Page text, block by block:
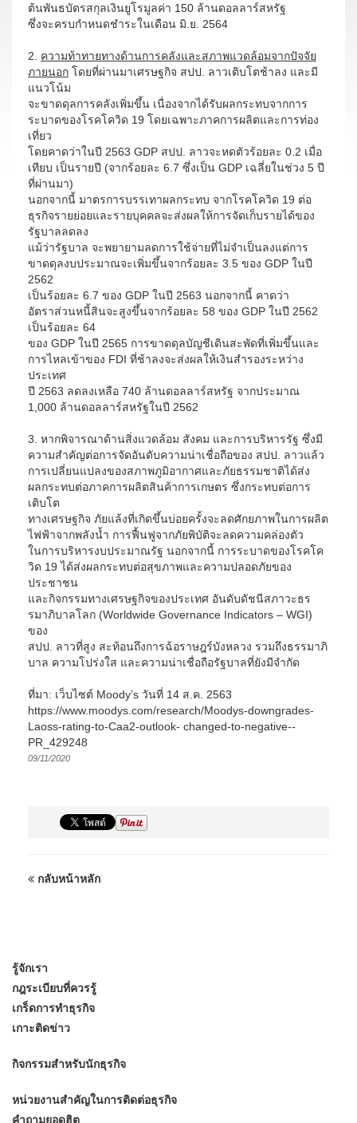
ต้นพันธบัตรสกุลเงินยูโรมูลค่า 150 ล้านดอลลาร์สหรัฐ
ซึ่งจะครบกำหนดชำระในเดือน มิ.ย. 2564
2. ความท้าทายทางด้านการคลังและสภาพแวดล้อมจากปัจจัย
ภายนอก โดยที่ผ่านมาเศรษฐกิจ สปป. ลาวเติบโตช้าลง และมี
แนวโน้ม
จะขาดดุลการคลังเพิ่มขึ้น เนื่องจากได้รับผลกระทบจากการ
ระบาดของโรคโควิด 19 โดยเฉพาะภาคการผลิตและการท่อง
เที่ยว
โดยคาดว่าในปี 2563 GDP สปป. ลาวจะหดตัวร้อยละ 0.2 เมื่อ
เทียบ เป็นรายปี (จากร้อยละ 6.7 ซึ่งเป็น GDP เฉลี่ยในช่วง 5 ปี
ที่ผ่านมา)
นอกจากนี้ มาตรการบรรเทาผลกระทบ จากโรคโควิด 19 ต่อ
ธุรกิจรายย่อยและรายบุคคลจะส่งผลให้การจัดเก็บรายได้ของ
รัฐบาลลดลง
แม้ว่ารัฐบาล จะพยายามลดการใช้จ่ายที่ไม่จำเป็นลงแต่การ
ขาดดุลงบประมาณจะเพิ่มขึ้นจากร้อยละ 3.5 ของ GDP ในปี
2562
เป็นร้อยละ 6.7 ของ GDP ในปี 2563 นอกจากนี้ คาดว่า
อัตราส่วนหนี้สินจะสูงขึ้นจากร้อยละ 58 ของ GDP ในปี 2562
เป็นร้อยละ 64
ของ GDP ในปี 2565 การขาดดุลบัญชีเดินสะพัดที่เพิ่มขึ้นและ
การไหลเข้าของ FDI ที่ช้าลงจะส่งผลให้เงินสำรองระหว่าง
ประเทศ
ปี 2563 ลดลงเหลือ 740 ล้านดอลลาร์สหรัฐ จากประมาณ
1,000 ล้านดอลลาร์สหรัฐในปี 2562
3. หากพิจารณาด้านสิ่งแวดล้อม สังคม และการบริหารรัฐ ซึ่งมี
ความสำคัญต่อการจัดอันดับความน่าเชื่อถือของ สปป. ลาวแล้ว
การเปลี่ยนแปลงของสภาพภูมิอากาศและภัยธรรมชาติได้ส่ง
ผลกระทบต่อภาคการผลิตสินค้าการเกษตร ซึ่งกระทบต่อการ
เติบโต
ทางเศรษฐกิจ ภัยแล้งที่เกิดขึ้นบ่อยครั้งจะลดศักยภาพในการผลิต
ไฟฟ้าจากพลังน้ำ การฟื้นฟูจากภัยพิบัติจะลดความคล่องตัว
ในการบริหารงบประมาณรัฐ นอกจากนี้ การระบาดของโรคโค
วิด 19 ได้ส่งผลกระทบต่อสุขภาพและความปลอดภัยของ
ประชาชน
และกิจกรรมทางเศรษฐกิจของประเทศ อันดับดัชนีสภาวะธร
รมาภิบาลโลก (Worldwide Governance Indicators – WGI)
ของ
สปป. ลาวที่สูง สะท้อนถึงการฉ้อราษฎร์บังหลวง รวมถึงธรรมาภิ
บาล ความโปร่งใส และความน่าเชื่อถือรัฐบาลที่ยังมีจำกัด
ที่มา: เว็บไซต์ Moody’s วันที่ 14 ส.ค. 2563
https://www.moodys.com/research/Moodys-downgrades-
Laoss-rating-to-Caa2-outlook- changed-to-negative--
PR_429248
09/11/2020
กลับหน้าหลัก
รู้จักเรา
กฎระเบียบที่ควรรู้
เกร็ดการทำธุรกิจ
เกาะติดข่าว
กิจกรรมสำหรับนักธุรกิจ
หน่วยงานสำคัญในการติดต่อธุรกิจ
คำถามยอดฮิต